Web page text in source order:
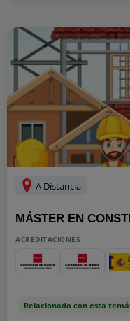
A Distancia
MÁSTER EN
ACREDITACIONES
Relacionado con esta